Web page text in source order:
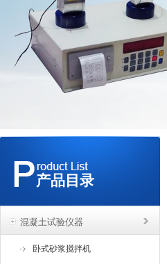
产品目录
混凝土试验仪器
卧式砂浆搅拌机